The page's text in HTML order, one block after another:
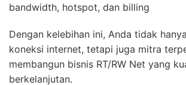
bandwidth, hotspot, dan billing
Dengan kelebihan ini, Anda tidak
koneksi internet, tetapi juga mitra
membangun bisnis RT/RW Net yang
berkelanjutan.